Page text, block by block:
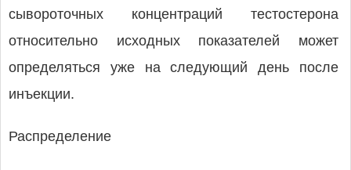
сывороточных концентраций тестостерона
относительно исходных показателей может
определяться уже на следующий день после
инъекции.
Распределение